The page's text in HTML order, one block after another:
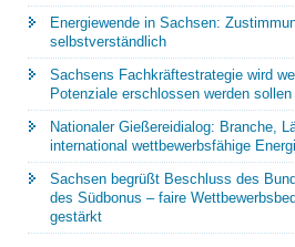
Energiewende in Sachsen:
selbstverständlich
Sachsens Fachkräftestrategie wird
Potenziale erschlossen werden sollen
Nationaler Gießereidialog: Branche,
international wettbewerbsfähige
Sachsen begrüßt Beschluss des
des Südbonus – faire
gestärkt